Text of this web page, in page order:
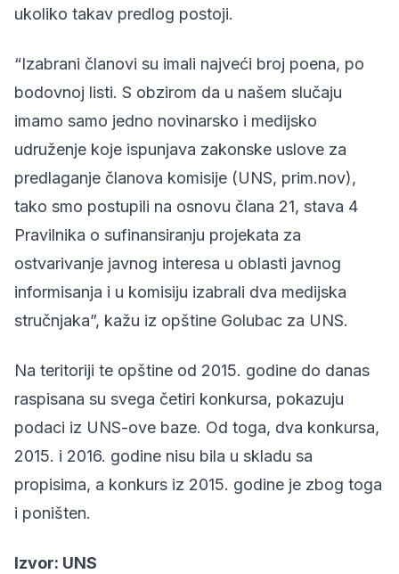
ukoliko takav predlog postoji.
“Izabrani članovi su imali najveći broj poena, po
bodovnoj listi. S obzirom da u našem slučaju
imamo samo jedno novinarsko i medijsko
udruženje koje ispunjava zakonske uslove za
predlaganje članova komisije (UNS, prim.nov),
tako smo postupili na osnovu člana 21, stava 4
Pravilnika o sufinansiranju projekata za
ostvarivanje javnog interesa u oblasti javnog
informisanja i u komisiju izabrali dva medijska
stručnjaka”, kažu iz opštine Golubac za UNS.
Na teritoriji te opštine od 2015. godine do danas
raspisana su svega četiri konkursa, pokazuju
podaci iz UNS-ove baze. Od toga, dva konkursa,
2015. i 2016. godine nisu bila u skladu sa
propisima, a konkurs iz 2015. godine je zbog toga
i poništen.
Izvor: UNS